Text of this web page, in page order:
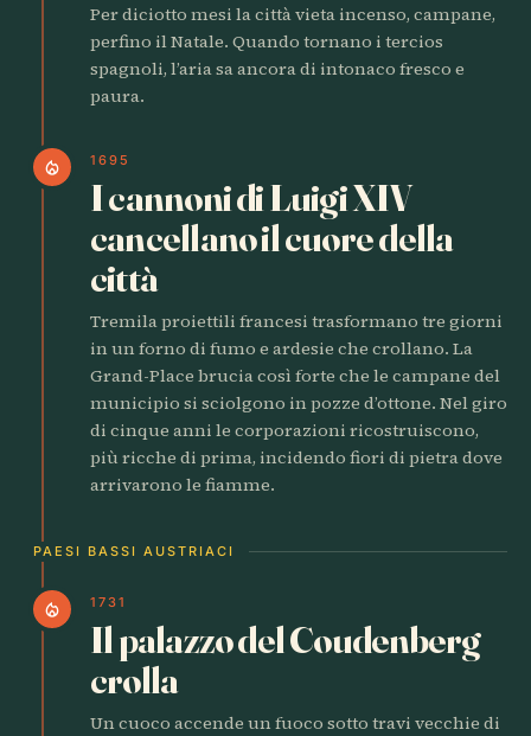
Per diciotto mesi la città vieta incenso, campane,
perfino il Natale. Quando tornano i tercios
spagnoli, l’aria sa ancora di intonaco fresco e
paura.
local_fire_department 1695
I cannoni di Luigi XIV
cancellano il cuore della
città
Tremila proiettili francesi trasformano tre giorni
in un forno di fumo e ardesie che crollano. La
Grand-Place brucia così forte che le campane del
municipio si sciolgono in pozze d’ottone. Nel giro
di cinque anni le corporazioni ricostruiscono,
più ricche di prima, incidendo fiori di pietra dove
arrivarono le fiamme.
PAESI BASSI AUSTRIACI
local_fire_department 1731
Il palazzo del Coudenberg
crolla
Un cuoco accende un fuoco sotto travi vecchie di